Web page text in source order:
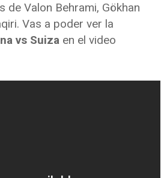
de Valon Behrami, Gökhan
Vas a poder ver la
vs Suiza en el video